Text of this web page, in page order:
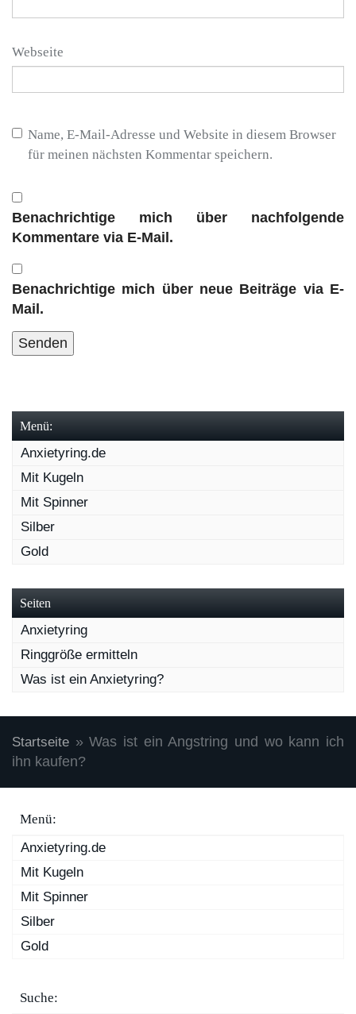
Webseite
Name, E-Mail-Adresse und Website in diesem Browser
für meinen nächsten Kommentar speichern.
Benachrichtige mich über nachfolgende
Kommentare via E-Mail.
Benachrichtige mich über neue Beiträge via E-
Mail.
Menü:
Anxietyring.de
Mit Kugeln
Mit Spinner
Silber
Gold
Seiten
Anxietyring
Ringgröße ermitteln
Was ist ein Anxietyring?
Startseite »Was ist ein Angstring und wo kann ich
ihn kaufen?
Menü:
Anxietyring.de
Mit Kugeln
Mit Spinner
Silber
Gold
Suche: